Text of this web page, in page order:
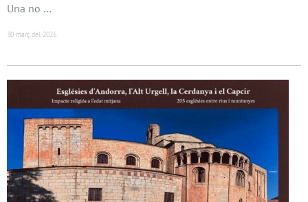
Una no …
30 març del 2026